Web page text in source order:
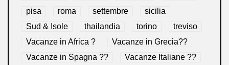
pisa
roma settembre
sicilia
Sud & Isole
thailandia torino
treviso
Vacanze in Africa ?
Vacanze in Grecia??
Vacanze in Spagna ??
Vacanze Italiane ??